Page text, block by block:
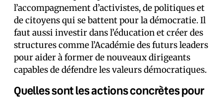
l’accompagnement d’activistes, de politiques et
de citoyens qui se battent pour la démocratie. Il
faut aussi investir dans l’éducation et créer des
structures comme l’Académie des futurs leaders
pour aider à former de nouveaux dirigeants
capables de défendre les valeurs démocratiques.
Quelles sont les actions concrètes pour